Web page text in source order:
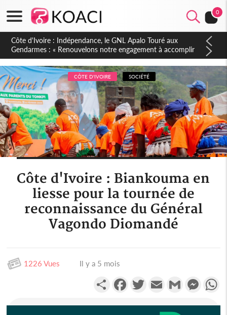
0
Sierra Leone : Un projet de réforme constitutionnelle en
gestation, points clés des amendements, un exclu d'avance
CÔTE D'IVOIRE SOCIÉTÉ
Côte d'Ivoire : Biankouma en
liesse pour la tournée de
reconnaissance du Général
Vagondo Diomandé
1226 Vues Il y a 5 mois
PartagerFacebookTwitterEmail Gmail